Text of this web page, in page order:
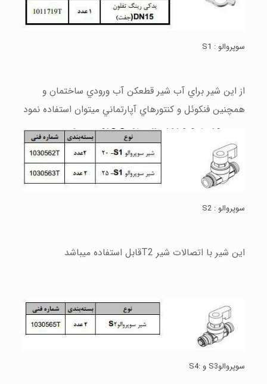
سوپروالو : S
1
از اين شير براي آب شير قطعكن آب ورودي ساختمان و
همچنين فنكوئل و كنتورهاي آپارتماني ميتوان استفاده نمود
سوپروالو : S
2
اين شير با اتصالات شير T2قابل استفاده ميباشد
سوپروالو S3 و : S4